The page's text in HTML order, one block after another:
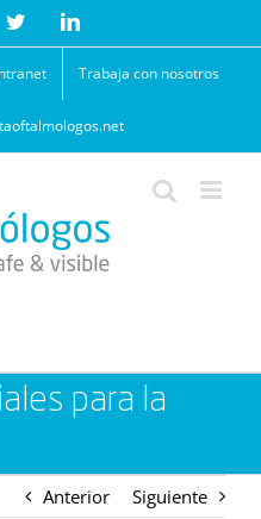
TwitterLinkedIn
Trabaja con nosotros
para la
Anterior Siguiente